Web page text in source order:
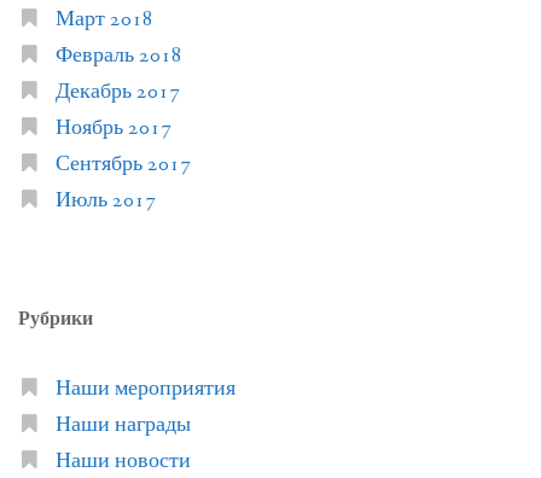
Март 2018
Февраль 2018
Декабрь 2017
Ноябрь 2017
Сентябрь 2017
Июль 2017
Рубрики
Наши мероприятия
Наши награды
Наши новости